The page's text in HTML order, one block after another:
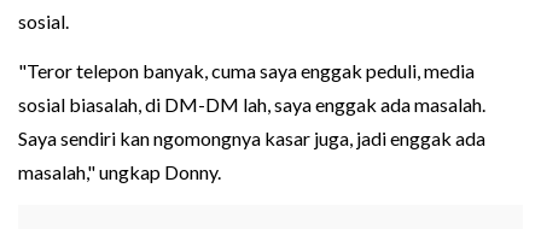
sosial.
"Teror telepon banyak, cuma saya enggak peduli, media
sosial biasalah, di DM-DM lah, saya enggak ada masalah.
Saya sendiri kan ngomongnya kasar juga, jadi enggak ada
masalah," ungkap Donny.